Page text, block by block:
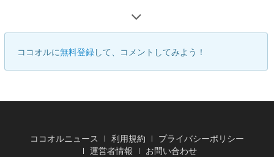
ココオルに無料登録して、コメントしてみよう！
ココオルニュース 利用規約
プライバシーポリシー
運営者情報
お問い合わせ